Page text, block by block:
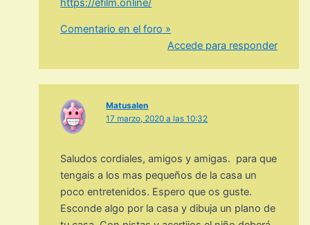
https://efilm.online/
Comentario en el foro »
Accede para responder
Matusalen
17 marzo, 2020 a las 10:32
Saludos cordiales, amigos y amigas. para que
tengais a los mas pequeños de la casa un
poco entretenidos. Espero que os guste.
Esconde algo por la casa y dibuja un plano de